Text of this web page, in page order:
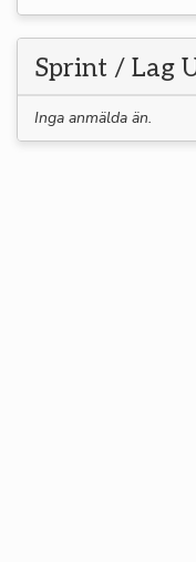
Sprint / Lag
Inga anmälda än.